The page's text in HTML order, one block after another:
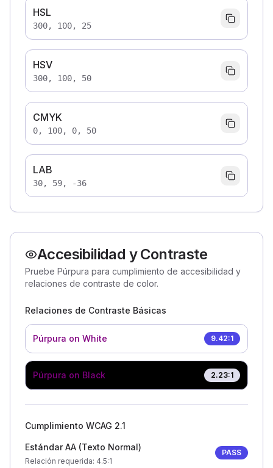
HSL
300, 100, 25
HSV
300, 100, 50
CMYK
0, 100, 0, 50
LAB
30, 59, -36
Accesibilidad y Contraste
Pruebe Púrpura para cumplimiento de accesibilidad y
relaciones de contraste de color.
Relaciones de Contraste Básicas
Púrpura on White 9.42:1
Púrpura on Black 2.23:1
Cumplimiento WCAG 2.1
Estándar AA (Texto Normal)
Relación requerida: 4.5:1
PASS